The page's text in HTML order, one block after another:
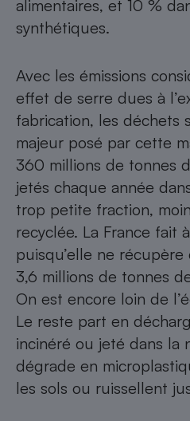
alimentaires, et 10 %
synthétiques.
Avec les émissions
effet de serre dues à
fabrication, les déchets
majeur posé par cette
360 millions de tonnes
jetés chaque année
trop petite fraction,
recyclée. La France fait
puisqu’elle ne
3,6 millions de tonnes
On est encore loin de
Le reste part en
incinéré ou jeté dans la
dégrade en
les sols ou ruissellent